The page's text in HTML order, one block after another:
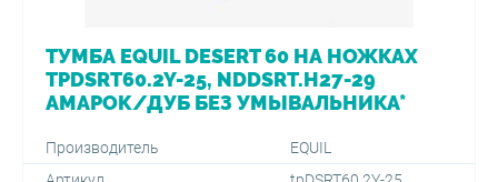
ТУМБА EQUIL DESERT 60 НА НОЖКАХ
TPDSRT60.2Y-25, NDDSRT.H27-29
АМАРОК/ДУБ БЕЗ УМЫВАЛЬНИКА*
Производитель
EQUIL